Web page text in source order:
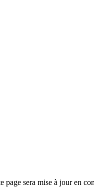
page sera mise à jour en